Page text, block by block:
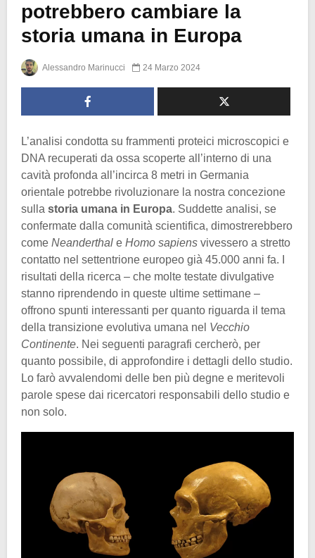
potrebbero cambiare la
storia umana in Europa
Alessandro Marinucci 24 Marzo 2024
L’analisi condotta su frammenti proteici microscopici e
DNA recuperati da ossa scoperte all’interno di una
cavità profonda all’incirca 8 metri in Germania
orientale potrebbe rivoluzionare la nostra concezione
sulla storia umana in Europa. Suddette analisi, se
confermate dalla comunità scientifica, dimostrerebbero
come Neanderthal e Homo sapiens vivessero a stretto
contatto nel settentrione europeo già 45.000 anni fa. I
risultati della ricerca – che molte testate divulgative
stanno riprendendo in queste ultime settimane –
offrono spunti interessanti per quanto riguarda il tema
della transizione evolutiva umana nel Vecchio
Continente. Nei seguenti paragrafi cercherò, per
quanto possibile, di approfondire i dettagli dello studio.
Lo farò avvalendomi delle ben più degne e meritevoli
parole spese dai ricercatori responsabili dello studio e
non solo.